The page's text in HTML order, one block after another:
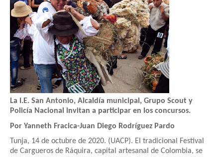
La I.E. San Antonio, Alcaldía municipal, Grupo Scout y
Policía Nacional invitan a participar en los concursos.
Por Yanneth Fracica-Juan Diego Rodríguez Pardo
Tunja, 14 de octubre de 2020. (UACP). El tradicional Festival
de Cargueros de Ráquira, capital artesanal de Colombia, se